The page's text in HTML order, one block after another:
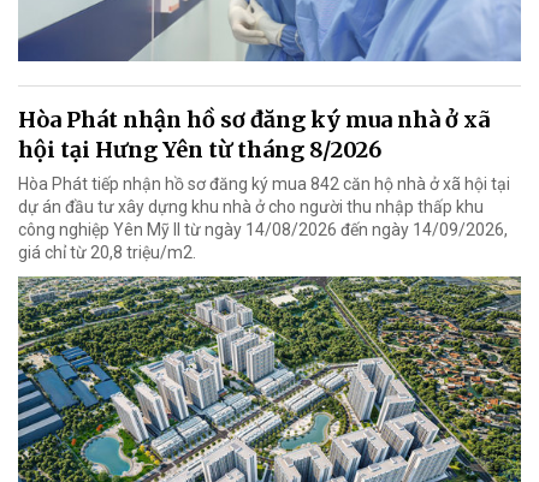
Hòa Phát nhận hồ sơ đăng ký mua nhà ở xã
hội tại Hưng Yên từ tháng 8/2026
Hòa Phát tiếp nhận hồ sơ đăng ký mua 842 căn hộ nhà ở xã hội tại
dự án đầu tư xây dựng khu nhà ở cho người thu nhập thấp khu
công nghiệp Yên Mỹ II từ ngày 14/08/2026 đến ngày 14/09/2026,
giá chỉ từ 20,8 triệu/m2.